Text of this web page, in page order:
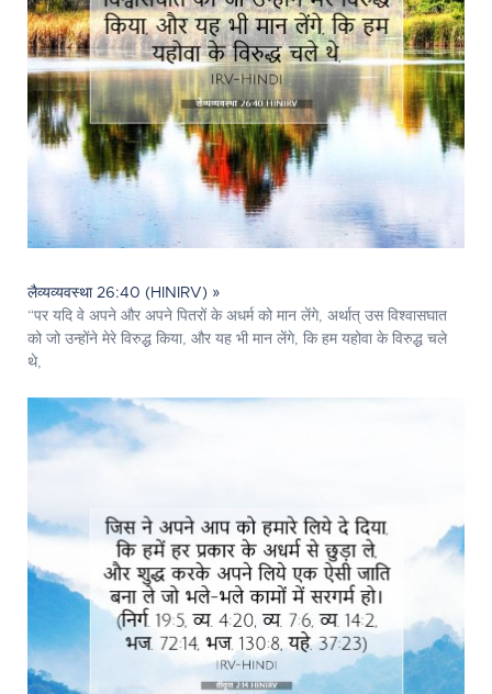
लैव्यव्यवस्था 26:40 (HINIRV) »
“पर यदि वे अपने और अपने पितरों के अधर्म को मान लेंगे, अर्थात् उस विश्वासघात
को जो उन्होंने मेरे विरुद्ध किया, और यह भी मान लेंगे, कि हम यहोवा के विरुद्ध चले
थे,